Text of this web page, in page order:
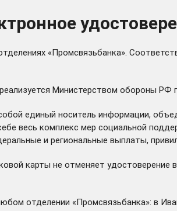
«Промсвязьбанка».
Министерством обороны РФ
единый носитель информации,
весь комплекс мер социальной
и региональные выплаты,
карты не отменяет
отделении «Промсвязьбанка»: в